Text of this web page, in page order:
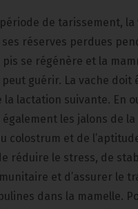
de tarissement, la
réserves perdues
pis se régénère et la
guérir. La vache doit
la lactation suivante. En
également les jalons de
colostrum et de
réduire le stress, de
et d’assurer le
dans la mamelle.